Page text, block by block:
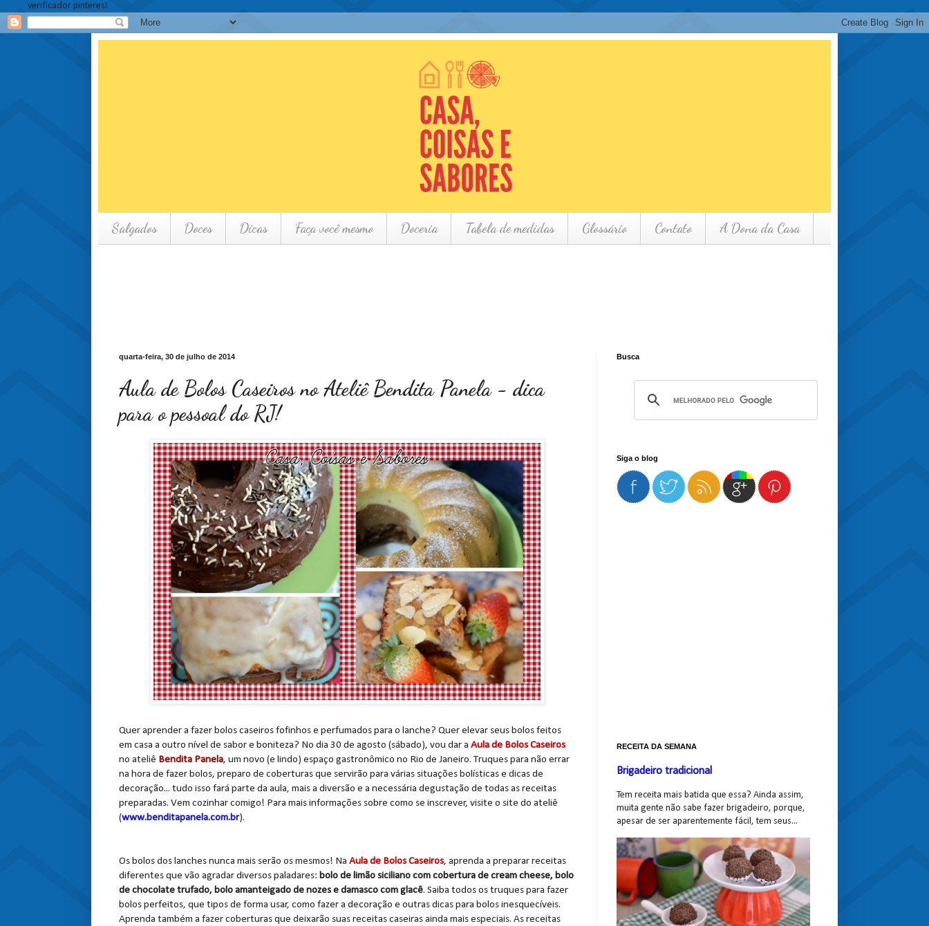
verificador pinterest
Salgados Doces Dicas Faça você mesmo Doceria Tabela de medidas Glossário Contato A Dona da Casa
quarta-feira, 30 de julho de 2014
Aula de Bolos Caseiros no Ateliê Bendita Panela - dica
para o pessoal do RJ!
Quer aprender a fazer bolos caseiros fofinhos e perfumados para o lanche? Quer elevar seus bolos feitos
em casa a outro nível de sabor e boniteza? No dia 30 de agosto (sábado), vou dar a Aula de Bolos Caseiros
no ateliê Bendita Panela, um novo (e lindo) espaço gastronômico no Rio de Janeiro. Truques para não errar
na hora de fazer bolos, preparo de coberturas que servirão para várias situações bolísticas e dicas de
decoração... tudo isso fará parte da aula, mais a diversão e a necessária degustação de todas as receitas
preparadas. Vem cozinhar comigo! Para mais informações sobre como se inscrever, visite o site do ateliê
(www.benditapanela.com.br).
Os bolos dos lanches nunca mais serão os mesmos! Na Aula de Bolos Caseiros, aprenda a preparar receitas
diferentes que vão agradar diversos paladares: bolo de limão siciliano com cobertura de cream cheese, bolo
de chocolate trufado, bolo amanteigado de nozes e damasco com glacê. Saiba todos os truques para fazer
bolos perfeitos, que tipos de forma usar, como fazer a decoração e outras dicas para bolos inesquecíveis.
Aprenda também a fazer coberturas que deixarão suas receitas caseiras ainda mais especiais. As receitas
Busca
Siga o blog
RECEITA DA SEMANA
Brigadeiro tradicional
Tem receita mais batida que essa? Ainda assim,
muita gente não sabe fazer brigadeiro, porque,
apesar de ser aparentemente fácil, tem seus...